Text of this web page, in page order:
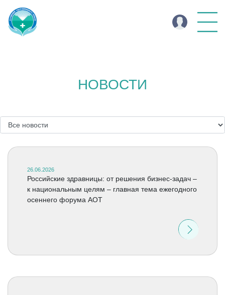
НОВОСТИ
26.06.2026
Российские здравницы: от решения бизнес-задач –
к национальным целям – главная тема ежегодного
осеннего форума АОТ